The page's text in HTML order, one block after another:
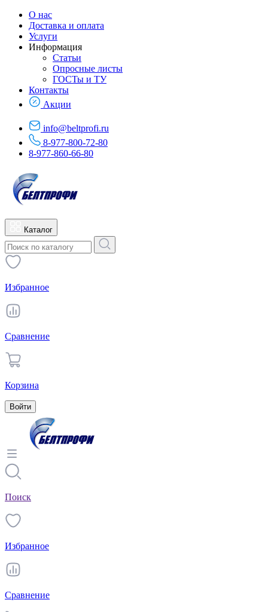
О нас
Доставка и оплата
Услуги
Информация
Статьи
Опросные листы
ГОСТы и ТУ
Контакты
Акции
info@beltprofi.ru
8-977-800-72-80
8-977-860-66-80
Каталог
Избранное
Сравнение
Корзина
Войти
Поиск
Избранное
Сравнение